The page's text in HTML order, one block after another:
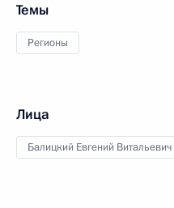
Темы
Регионы
Лица
Балицкий Евгений Витальевич